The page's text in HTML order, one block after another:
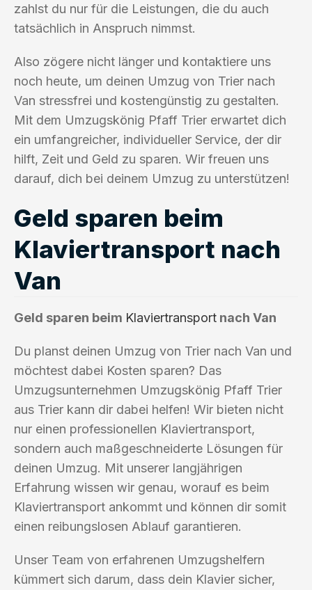
zahlst du nur für die Leistungen, die du auch
tatsächlich in Anspruch nimmst.
Also zögere nicht länger und kontaktiere uns
noch heute, um deinen Umzug von Trier nach
Van stressfrei und kostengünstig zu gestalten.
Mit dem Umzugskönig Pfaff Trier erwartet dich
ein umfangreicher, individueller Service, der dir
hilft, Zeit und Geld zu sparen. Wir freuen uns
darauf, dich bei deinem Umzug zu unterstützen!
Geld sparen beim
Klaviertransport nach
Van
Geld sparen beim Klaviertransport nach Van
Du planst deinen Umzug von Trier nach Van und
möchtest dabei Kosten sparen? Das
Umzugsunternehmen Umzugskönig Pfaff Trier
aus Trier kann dir dabei helfen! Wir bieten nicht
nur einen professionellen Klaviertransport,
sondern auch maßgeschneiderte Lösungen für
deinen Umzug. Mit unserer langjährigen
Erfahrung wissen wir genau, worauf es beim
Klaviertransport ankommt und können dir somit
einen reibungslosen Ablauf garantieren.
Unser Team von erfahrenen Umzugshelfern
kümmert sich darum, dass dein Klavier sicher,